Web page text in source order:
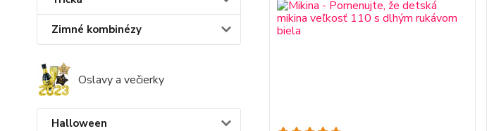
Zimné kombinézy
Oslavy a večierky
Halloween